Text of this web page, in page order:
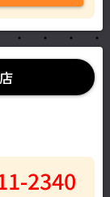
2340